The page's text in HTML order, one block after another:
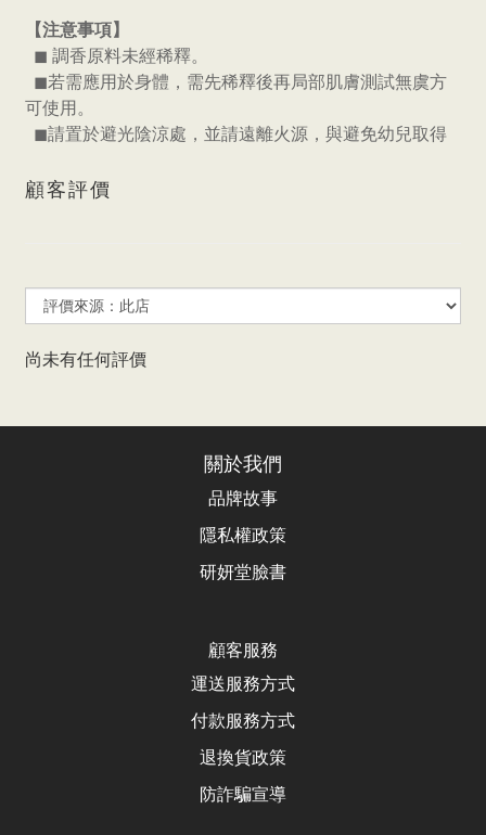
【注意事項】
◼ 調香原料未經稀釋。
◼若需應用於身體，需先稀釋後再局部肌膚測試無虞方
可使用。
◼請置於避光陰涼處，並請遠離火源，與避免幼兒取得
顧客評價
尚未有任何評價
關於我們
品牌故事
隱私權政策
研妍堂臉書
顧客服務
運送服務方式
付款服務方式
退換貨政策
防詐騙宣導